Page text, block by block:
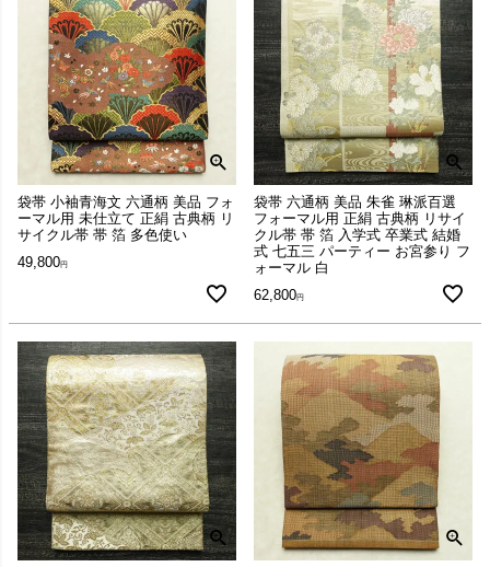
袋帯 小袖青海文 六通柄 美品 フォ
ーマル用 未仕立て 正絹 古典柄 リ
サイクル帯 帯 箔 多色使い
49,800
袋帯 六通柄 美品 朱雀 琳派百選
フォーマル用 正絹 古典柄 リサイ
クル帯 帯 箔 入学式 卒業式 結婚
式 七五三 パーティー お宮参り フ
ォーマル 白
62,800